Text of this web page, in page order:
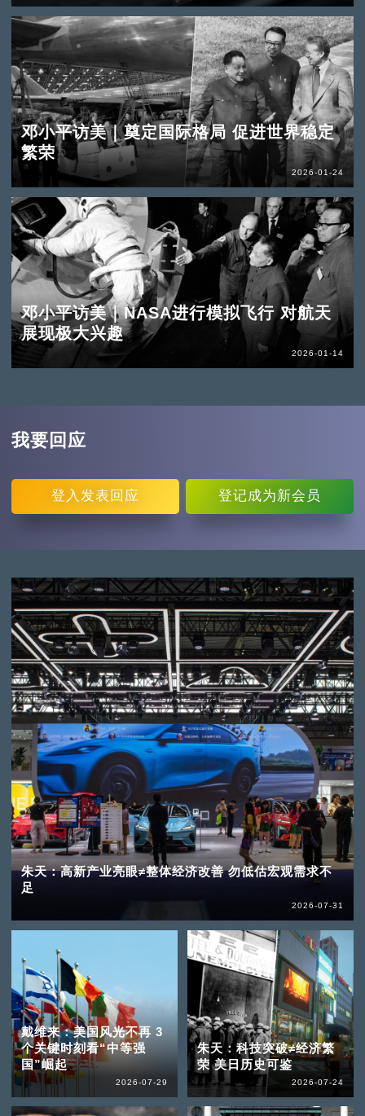
邓小平访美｜奠定国际格局 促进世界稳定
繁荣
2026-01-24
邓小平访美｜NASA进行模拟飞行 对航天
展现极大兴趣
2026-01-14
我要回应
登入 发表回应 登记成为新会员
朱天：高新产业亮眼≠整体经济改善 勿低估宏观需求不
足
2026-07-31
戴维来：美国风光不再 3
个关键时刻看“中等强
国”崛起
2026-07-29
朱天：科技突破≠经济繁
荣 美日历史可鉴
2026-07-24